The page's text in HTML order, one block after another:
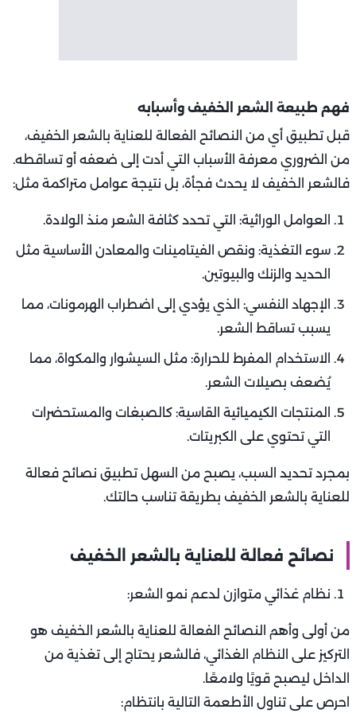
فهم طبيعة الشعر الخفيف وأسبابه
قبل تطبيق أي من النصائح الفعالة للعناية بالشعر الخفيف،
من الضروري معرفة الأسباب التي أدت إلى ضعفه أو تساقطه.
فالشعر الخفيف لا يحدث فجأة، بل نتيجة عوامل متراكمة مثل:
العوامل الوراثية: التي تحدد كثافة الشعر منذ الولادة.
سوء التغذية: ونقص الفيتامينات والمعادن الأساسية مثل
الحديد والزنك والبيوتين.
الإجهاد النفسي: الذي يؤدي إلى اضطراب الهرمونات، مما
يسبب تساقط الشعر.
الاستخدام المفرط للحرارة: مثل السيشوار والمكواة، مما
يُضعف بصيلات الشعر.
المنتجات الكيميائية القاسية: كالصبغات والمستحضرات
التي تحتوي على الكبريتات.
بمجرد تحديد السبب، يصبح من السهل تطبيق نصائح فعالة
للعناية بالشعر الخفيف بطريقة تناسب حالتك.
نصائح فعالة للعناية بالشعر الخفيف
نظام غذائي متوازن لدعم نمو الشعر:
من أولى وأهم النصائح الفعالة للعناية بالشعر الخفيف هو
التركيز على النظام الغذائي، فالشعر يحتاج إلى تغذية من
الداخل ليصبح قويًا ولامعًا.
احرص على تناول الأطعمة التالية بانتظام: